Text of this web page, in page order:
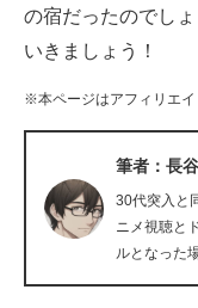
ビジネスと働き方の
経営リーダーのコミ
マーケ×ITの今がよ
の宿だったのでし
いきましょう！
※本ページはアフィリエ
筆者：長
30代突入と
ニメ視聴と
ルとなった